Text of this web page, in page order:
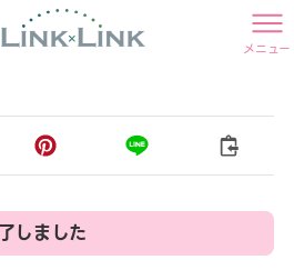
メニュー
しました